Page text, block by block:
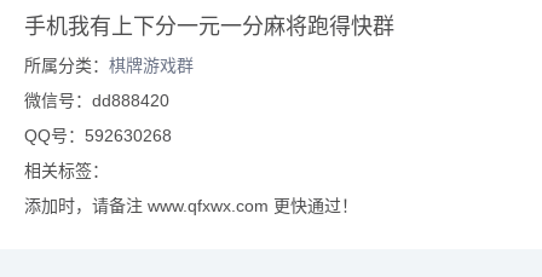
手机我有上下分一元一分麻将跑得快群
所属分类： 棋牌游戏群
微信号：dd888420
QQ号：592630268
相关标签：
添加时，请备注 www.qfxwx.com 更快通过！